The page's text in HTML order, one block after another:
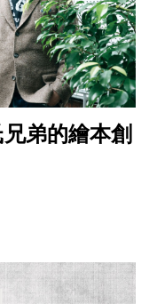
弟的繪本創